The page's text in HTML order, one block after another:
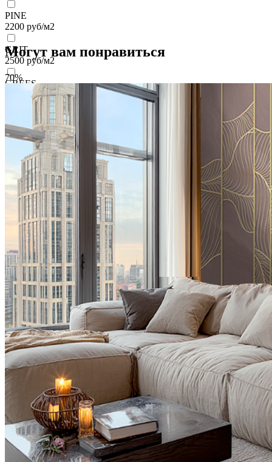
PINE
2200 руб/м2
GRIT
2500 руб/м2
GREES
руб/м2
VELOURS
2700руб/м2
VENTO
3700руб/м2
BRISE
4100руб/м2
CARRETO
руб/м2
KROSTA
4800руб/м2
STRADO
6500руб/м2
Подробнее о материалах
Могут вам понравиться
70%